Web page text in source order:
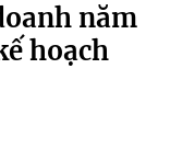
năm
hoạch